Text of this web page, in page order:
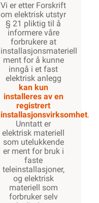
Vi er etter Forskrift
om elektrisk utstyr
§ 21 pliktig til å
informere våre
forbrukere at
installasjonsmateriell
ment for å kunne
inngå i et fast
elektrisk anlegg
kan kun
installeres av en
registrert
installasjonsvirksomhet.
Unntatt er
elektrisk materiell
som utelukkende
er ment for bruk i
faste
teleinstallasjoner,
og elektrisk
materiell som
forbruker selv